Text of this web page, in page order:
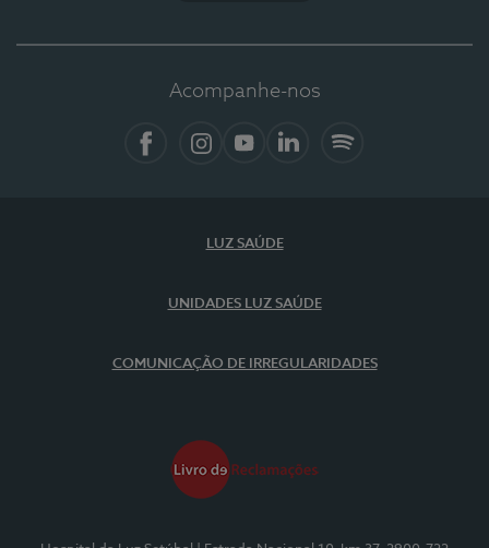
Acompanhe-nos
LUZ SAÚDE
UNIDADES LUZ SAÚDE
COMUNICAÇÃO DE IRREGULARIDADES